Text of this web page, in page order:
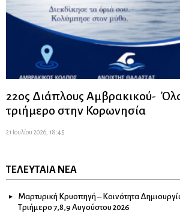
22ος Διάπλους Αμβρακικού-
τριήμερο στην Κορωνησία
21 Ιουλίου 2026, 18:45
ΤΕΛΕΥΤΑΊΑ ΝΈΑ
Μαρτυρική Κρυοπηγή – Κοινότητα
Τριήμερο 7,8,9 Αυγούστου 2026